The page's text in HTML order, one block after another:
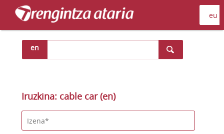
en
Iruzkina: cable car (en)